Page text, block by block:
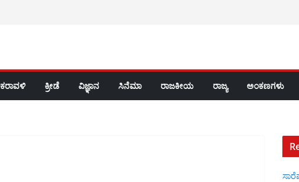
ಕರಾವಳಿ ಕ್ರೀಡೆ ವಿಜ್ಞಾನ ಸಿನೆಮಾ ರಾಜಕೀಯ ರಾಜ್ಯ ಅಂಕಣಗಳು